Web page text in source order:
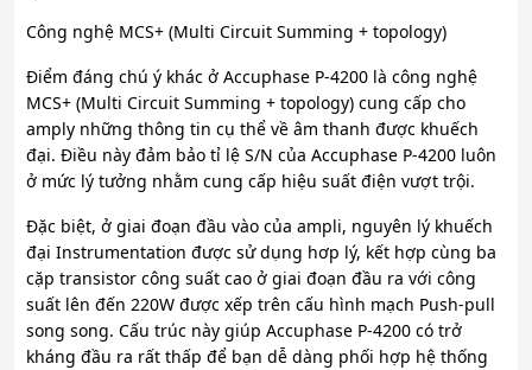
Công nghệ MCS+ (Multi Circuit Summing + topology)
Điểm đáng chú ý khác ở Accuphase P-4200 là công nghệ
MCS+ (Multi Circuit Summing + topology) cung cấp cho
amply những thông tin cụ thể về âm thanh được khuếch
đại. Điều này đảm bảo tỉ lệ S/N của Accuphase P-4200 luôn
ở mức lý tưởng nhằm cung cấp hiệu suất điện vượt trội.
Đặc biệt, ở giai đoạn đầu vào của ampli, nguyên lý khuếch
đại Instrumentation được sử dụng hơp lý, kết hợp cùng ba
cặp transistor công suất cao ở giai đoạn đầu ra với công
suất lên đến 220W được xếp trên cấu hình mạch Push-pull
song song. Cấu trúc này giúp Accuphase P-4200 có trở
kháng đầu ra rất thấp để bạn dễ dàng phối hợp hệ thống